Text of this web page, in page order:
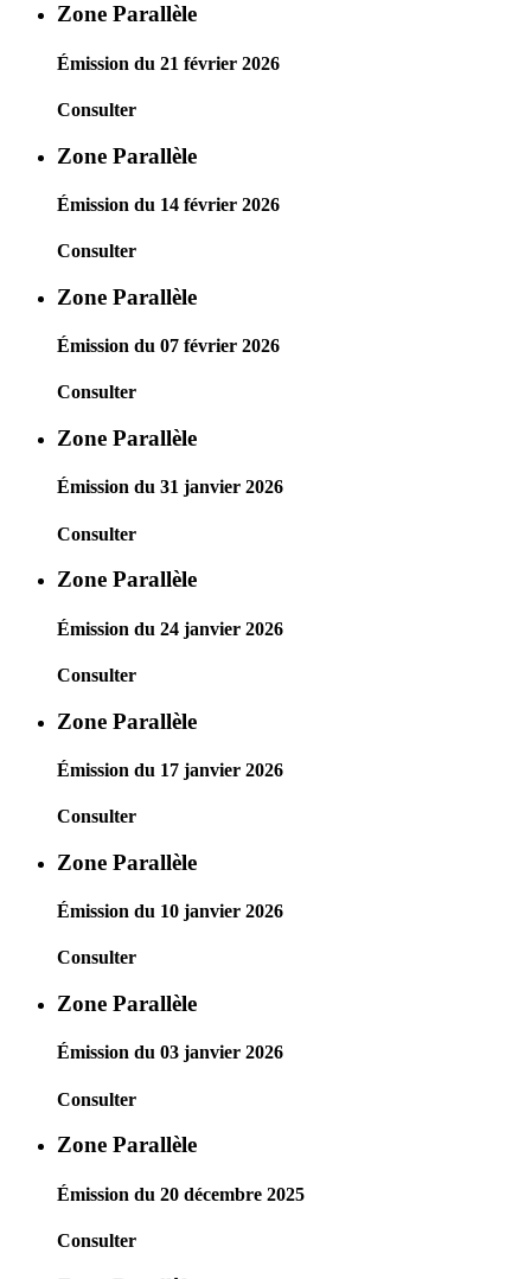
Zone Parallèle
Émission du 21 février 2026
Consulter
Zone Parallèle
Émission du 14 février 2026
Consulter
Zone Parallèle
Émission du 07 février 2026
Consulter
Zone Parallèle
Émission du 31 janvier 2026
Consulter
Zone Parallèle
Émission du 24 janvier 2026
Consulter
Zone Parallèle
Émission du 17 janvier 2026
Consulter
Zone Parallèle
Émission du 10 janvier 2026
Consulter
Zone Parallèle
Émission du 03 janvier 2026
Consulter
Zone Parallèle
Émission du 20 décembre 2025
Consulter